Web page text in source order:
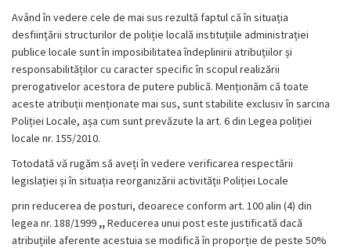
Având în vedere cele de mai sus rezultă faptul că în situația
desființării structurilor de poliție locală instituțiile administrației
publice locale sunt în imposibilitatea îndeplinirii atribuțiilor și
responsabilităților cu caracter specific în scopul realizării
prerogativelor acestora de putere publică. Menționăm că toate
aceste atribuții menționate mai sus, sunt stabilite exclusiv în sarcina
Poliției Locale, așa cum sunt prevăzute la art. 6 din Legea poliției
locale nr. 155/2010.
Totodată vă rugăm să aveți în vedere verificarea respectării
legislației și în situația reorganizării activității Poliției Locale
prin reducerea de posturi, deoarece conform art. 100 alin (4) din
legea nr. 188/1999 ,,Reducerea unui post este justificată dacă
atribuțiile aferente acestuia se modifică în proporție de peste 50%